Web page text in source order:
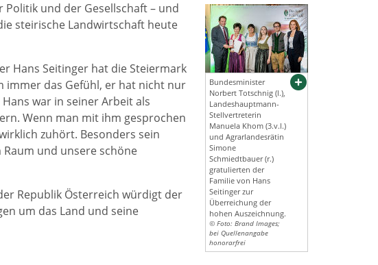
Bundesminister
Norbert Totschnig (l.),
Landeshauptmann-
Stellvertreterin
Manuela Khom (3.v.l.)
und Agrarlandesrätin
Simone
Schmiedtbauer (r.)
gratulierten der
Familie von Hans
Seitinger zur
Überreichung der
hohen Auszeichnung.
© Foto: Brand Images;
bei Quellenangabe
honorarfrei
und der Gesellschaft – und
steirische Landwirtschaft heute
Hans Seitinger hat die Steiermark
immer das Gefühl, er hat nicht nur
war in seiner Arbeit als
Wenn man mit ihm gesprochen
zuhört. Besonders sein
und unsere schöne
Republik Österreich würdigt der
um das Land und seine